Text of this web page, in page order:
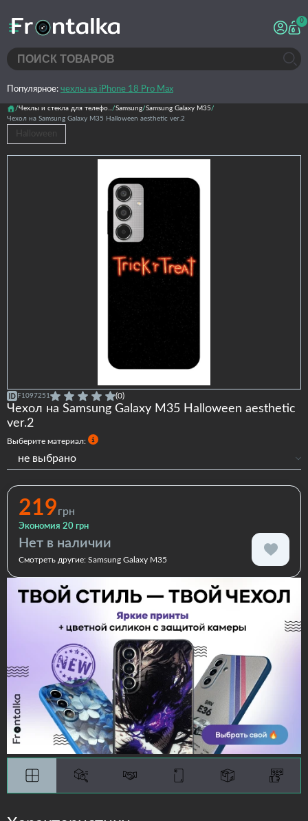
0
Популярное: чехлы на iPhone 18 Pro Max
Чехлы и стекла для телефо... Samsung Samsung Galaxy M35
Чехол на Samsung Galaxy M35 Halloween aesthetic ver.2
Halloween
F1097251 (0)
Чехол на Samsung Galaxy M35 Halloween aesthetic
ver.2
Выберите материал:
не выбрано
Силиконовый с бортами
219грн
Экономия 20 грн
Нет в наличии
Смотреть другие: Samsung Galaxy M35